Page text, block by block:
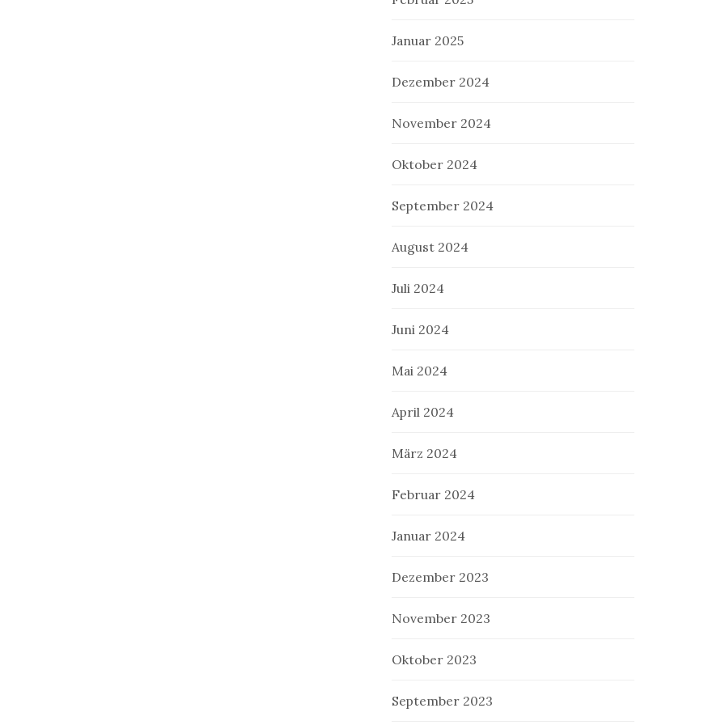
Januar 2025
Dezember 2024
November 2024
Oktober 2024
September 2024
August 2024
Juli 2024
Juni 2024
Mai 2024
April 2024
März 2024
Februar 2024
Januar 2024
Dezember 2023
November 2023
Oktober 2023
September 2023